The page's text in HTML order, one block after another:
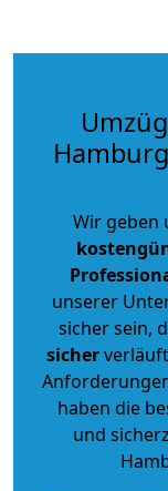
Wir geben
unserer
sicher sein,
sicher
haben die
und